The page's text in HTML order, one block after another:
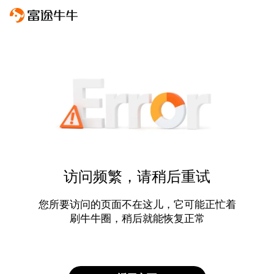
访问频繁，请稍后重试
您所要访问的页面不在这儿，它可能正忙着
刷牛牛圈，稍后就能恢复正常